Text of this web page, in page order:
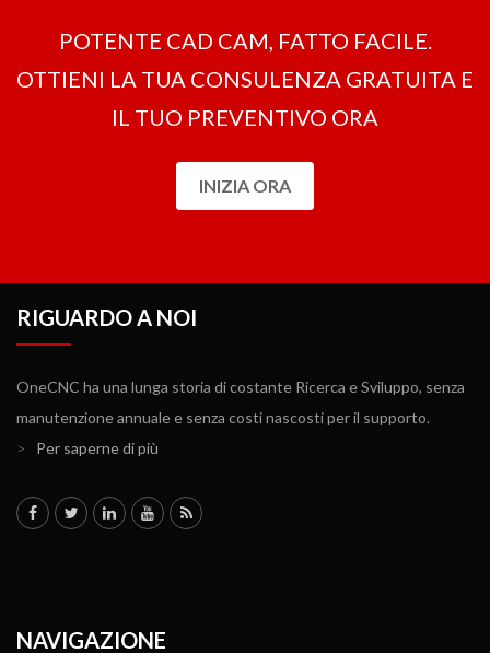
POTENTE CAD CAM, FATTO FACILE.
OTTIENI LA ​​TUA CONSULENZA GRATUITA E
IL TUO PREVENTIVO ORA
INIZIA ORA
RIGUARDO A NOI
OneCNC ha una lunga storia di costante Ricerca e Sviluppo, senza
manutenzione annuale e senza costi nascosti per il supporto.
>
Per saperne di più
NAVIGAZIONE